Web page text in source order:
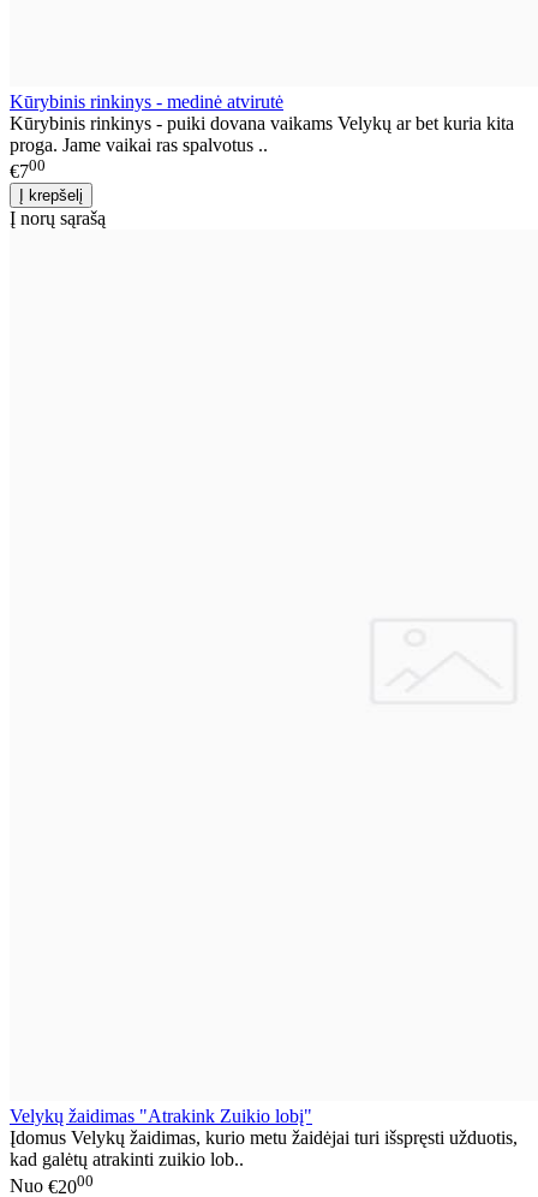
Kūrybinis rinkinys - medinė atvirutė
Kūrybinis rinkinys - puiki dovana vaikams Velykų ar bet kuria kita
proga. Jame vaikai ras spalvotus ..
€700
Į norų sąrašą
Velykų žaidimas "Atrakink Zuikio lobį"
Įdomus Velykų žaidimas, kurio metu žaidėjai turi išspręsti užduotis,
kad galėtų atrakinti zuikio lob..
Nuo €2000